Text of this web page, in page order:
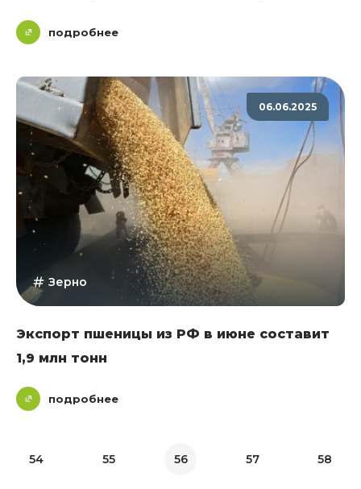
подробнее
06.06.2025
Зерно
Экспорт пшеницы из РФ в июне составит
1,9 млн тонн
подробнее
54 55 56 57 58